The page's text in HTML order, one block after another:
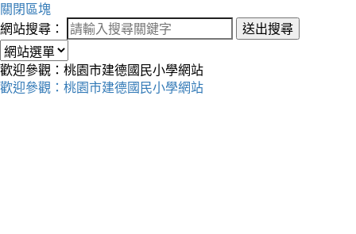
關閉區塊
網站搜尋：
送出搜尋
歡迎參觀：桃園市建德國民小學網站
歡迎參觀：桃園市建德國民小學網站